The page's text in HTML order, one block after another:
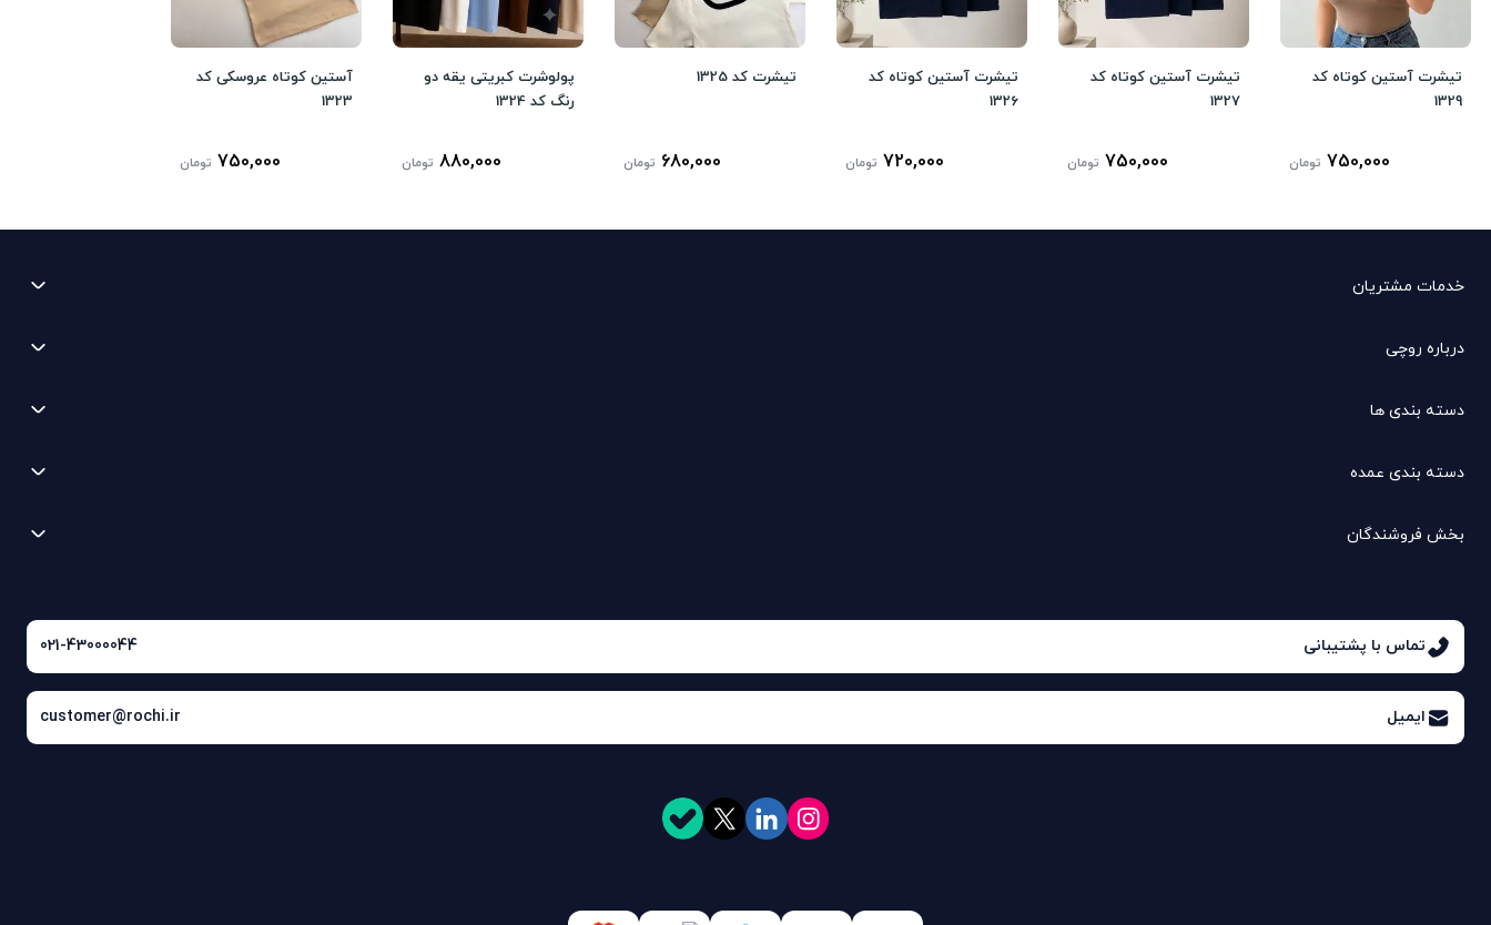
تیشرت آستین کوتاه کد
1329
750,000 تومان
تیشرت آستین کوتاه کد
1327
750,000 تومان
تیشرت آستین کوتاه کد
1326
720,000 تومان
تیشرت کد 1325
680,000 تومان
پولوشرت کبریتی یقه دو
رنگ کد 1324
880,000 تومان
آستین کوتاه عروسکی کد
1323
750,000 تومان
خدمات مشتریان
درباره روچی
دسته بندی ها
دسته بندی عمده
بخش فروشندگان
تماس با پشتیبانی 021-43000044
ایمیل customer@rochi.ir